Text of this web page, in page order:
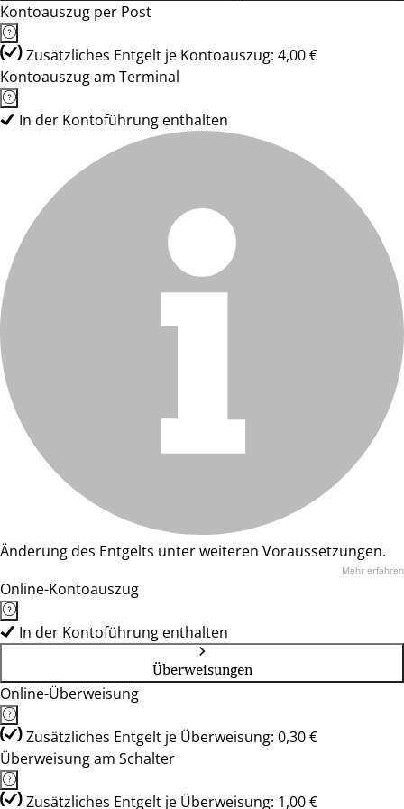
Kontoauszug per Post
Zusätzliches Entgelt je Kontoauszug: 4,00 €
Kontoauszug am Terminal
In der Kontoführung enthalten
Änderung des Entgelts unter weiteren Voraussetzungen.
Mehr erfahren
Online-Kontoauszug
In der Kontoführung enthalten
Überweisungen
Online-Überweisung
Zusätzliches Entgelt je Überweisung: 0,30 €
Überweisung am Schalter
Zusätzliches Entgelt je Überweisung: 1,00 €